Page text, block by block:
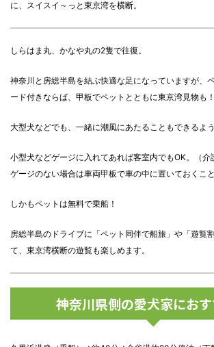
に、スイスイ～っと東京湾を横断。
しらはま丸、かなや丸の2隻で往復。
神奈川と房総半島を結ぶ快適な足になっていますが、
ード付きならば、甲板でペットとともに東京湾見物も！
大型犬などでも、一緒に潮風にあたることもできるよう
小型犬などゲージに入れてあれば客室内でもOK。（介
ゲージのない場合は車両甲板で車の中に置いておくこと
しかもペットは無料で乗船！
房総半島のドライブに「ペット同伴で船旅」や「遊覧
て、東京湾横断の遊覧も楽しめます。
神奈川県側の愛犬家におす